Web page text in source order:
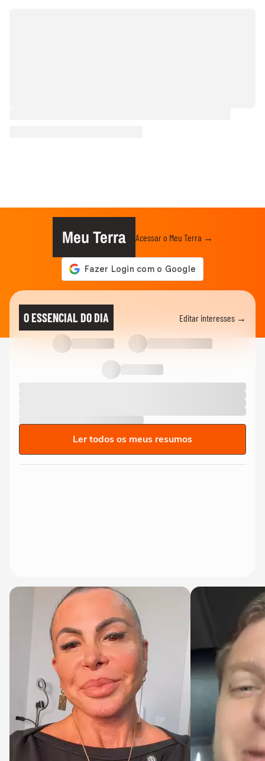
Meu Terra Acessar o Meu Terra →
O ESSENCIAL DO DIA Editar interesses →
Ler todos os meus resumos